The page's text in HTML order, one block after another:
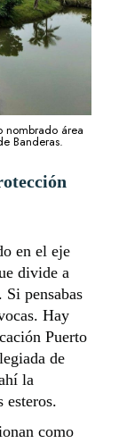
nombrado área
Banderas.
en el eje
divide a
pensabas
Hay
Puerto
de
la
esteros.
como